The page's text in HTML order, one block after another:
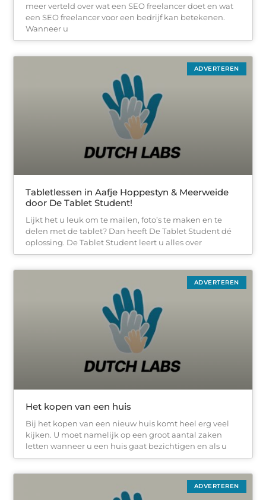
meer verteld over wat een SEO freelancer doet en wat
een SEO freelancer voor een bedrijf kan betekenen.
Wanneer u
ADVERTEREN
Tabletlessen in Aafje Hoppestyn & Meerweide
door De Tablet Student!
Lijkt het u leuk om te mailen, foto’s te maken en te
delen met de tablet? Dan heeft De Tablet Student dé
oplossing. De Tablet Student leert u alles over
ADVERTEREN
Het kopen van een huis
Bij het kopen van een nieuw huis komt heel erg veel
kijken. U moet namelijk op een groot aantal zaken
letten wanneer u een huis gaat bezichtigen en als u
ADVERTEREN